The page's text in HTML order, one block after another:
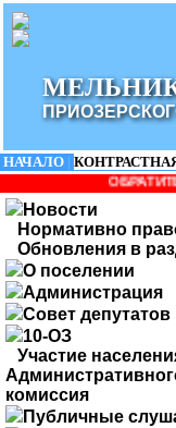
НАЧАЛО |
ВНИМАНИЕ!
Новости
Нормативно
Обновления в
О поселении
Администрация
Совет депутатов
10-ОЗ
Участие
комиссия
Публичные